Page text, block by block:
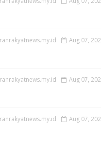
Aug 07,
Aug 07,
Aug 07,